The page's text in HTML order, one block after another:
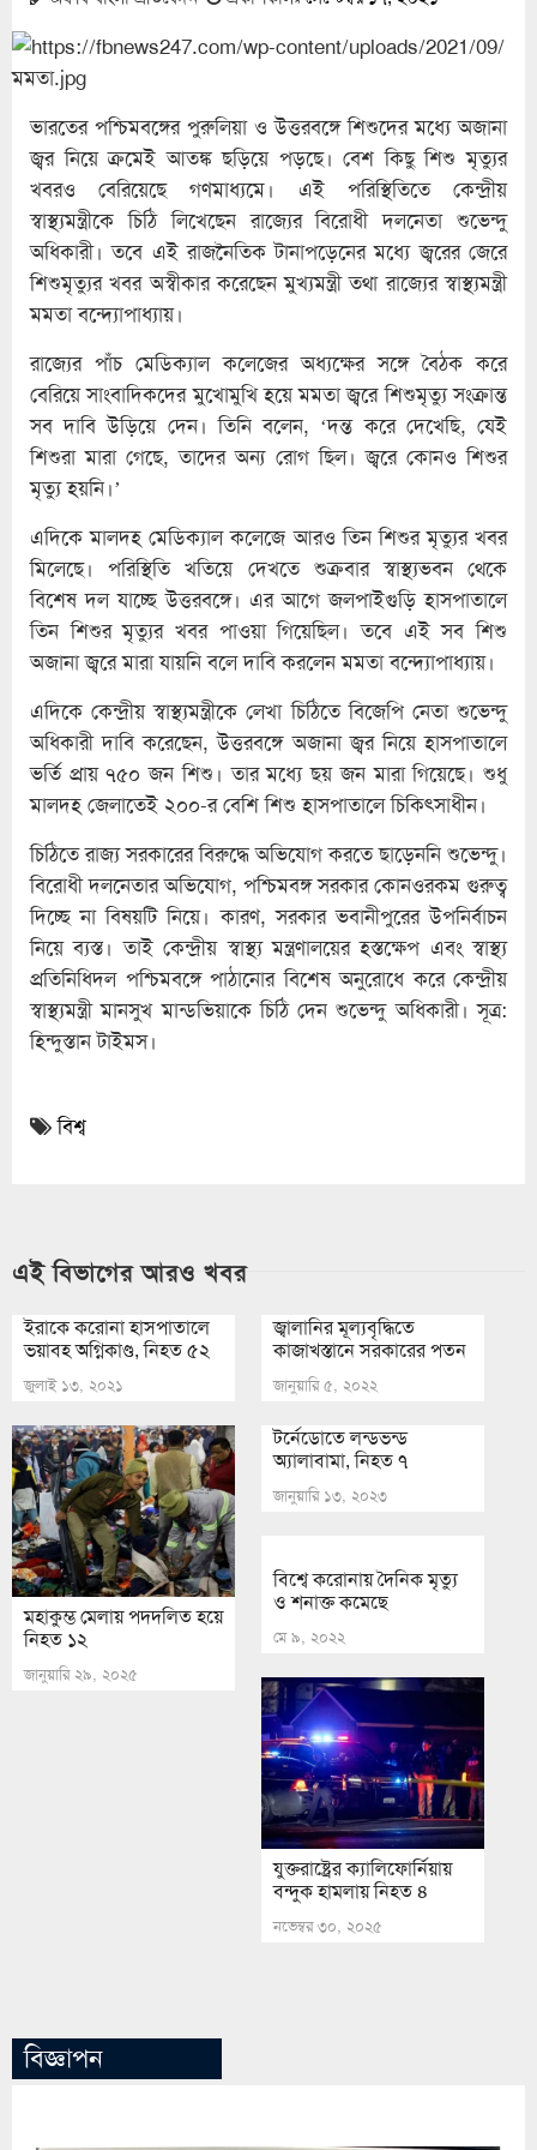
ভারতের পশ্চিমবঙ্গের পুরুলিয়া ও উত্তরবঙ্গে শিশুদের মধ্যে অজানা
জ্বর নিয়ে ক্রমেই আতঙ্ক ছড়িয়ে পড়ছে। বেশ কিছু শিশু মৃত্যুর
খবরও বেরিয়েছে গণমাধ্যমে। এই পরিস্থিতিতে কেন্দ্রীয়
স্বাস্থ্যমন্ত্রীকে চিঠি লিখেছেন রাজ্যের বিরোধী দলনেতা শুভেন্দু
অধিকারী। তবে এই রাজনৈতিক টানাপড়েনের মধ্যে জ্বরের জেরে
শিশুমৃত্যুর খবর অস্বীকার করেছেন মুখ্যমন্ত্রী তথা রাজ্যের স্বাস্থ্যমন্ত্রী
মমতা বন্দ্যোপাধ্যায়।
রাজ্যের পাঁচ মেডিক্যাল কলেজের অধ্যক্ষের সঙ্গে বৈঠক করে
বেরিয়ে সাংবাদিকদের মুখোমুখি হয়ে মমতা জ্বরে শিশুমৃত্যু সংক্রান্ত
সব দাবি উড়িয়ে দেন। তিনি বলেন, ‘দন্ত করে দেখেছি, যেই
শিশুরা মারা গেছে, তাদের অন্য রোগ ছিল। জ্বরে কোনও শিশুর
মৃত্যু হয়নি।’
এদিকে মালদহ মেডিক্যাল কলেজে আরও তিন শিশুর মৃত্যুর খবর
মিলেছে। পরিস্থিতি খতিয়ে দেখতে শুক্রবার স্বাস্থ্যভবন থেকে
বিশেষ দল যাচ্ছে উত্তরবঙ্গে। এর আগে জলপাইগুড়ি হাসপাতালে
তিন শিশুর মৃত্যুর খবর পাওয়া গিয়েছিল। তবে এই সব শিশু
অজানা জ্বরে মারা যায়নি বলে দাবি করলেন মমতা বন্দ্যোপাধ্যায়।
এদিকে কেন্দ্রীয় স্বাস্থ্যমন্ত্রীকে লেখা চিঠিতে বিজেপি নেতা শুভেন্দু
অধিকারী দাবি করেছেন, উত্তরবঙ্গে অজানা জ্বর নিয়ে হাসপাতালে
ভর্তি প্রায় ৭৫০ জন শিশু। তার মধ্যে ছয় জন মারা গিয়েছে। শুধু
মালদহ জেলাতেই ২০০-র বেশি শিশু হাসপাতালে চিকিৎসাধীন।
চিঠিতে রাজ্য সরকারের বিরুদ্ধে অভিযোগ করতে ছাড়েননি শুভেন্দু।
বিরোধী দলনেতার অভিযোগ, পশ্চিমবঙ্গ সরকার কোনওরকম গুরুত্ব
দিচ্ছে না বিষয়টি নিয়ে। কারণ, সরকার ভবানীপুরের উপনির্বাচন
নিয়ে ব্যস্ত। তাই কেন্দ্রীয় স্বাস্থ্য মন্ত্রণালয়ের হস্তক্ষেপ এবং স্বাস্থ্য
প্রতিনিধিদল পশ্চিমবঙ্গে পাঠানোর বিশেষ অনুরোধে করে কেন্দ্রীয়
স্বাস্থ্যমন্ত্রী মানসুখ মান্ডভিয়াকে চিঠি দেন শুভেন্দু অধিকারী। সূত্র:
হিন্দুস্তান টাইমস।
বিশ্ব
এই বিভাগের আরও খবর
ইরাকে করোনা হাসপাতালে
ভয়াবহ অগ্নিকাণ্ড, নিহত ৫২
জুলাই ১৩, ২০২১
জ্বালানির মূল্যবৃদ্ধিতে
কাজাখস্তানে সরকারের পতন
জানুয়ারি ৫, ২০২২
মহাকুম্ভ মেলায় পদদলিত হয়ে
নিহত ১২
জানুয়ারি ২৯, ২০২৫
টর্নেডোতে লন্ডভন্ড
অ্যালাবামা, নিহত ৭
জানুয়ারি ১৩, ২০২৩
বিশ্বে করোনায় দৈনিক মৃত্যু
ও শনাক্ত কমেছে
মে ৯, ২০২২
যুক্তরাষ্ট্রের ক্যালিফোর্নিয়ায়
বন্দুক হামলায় নিহত ৪
নভেম্বর ৩০, ২০২৫
বিজ্ঞাপন